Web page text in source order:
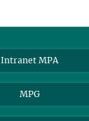
Intranet MPA
MPG